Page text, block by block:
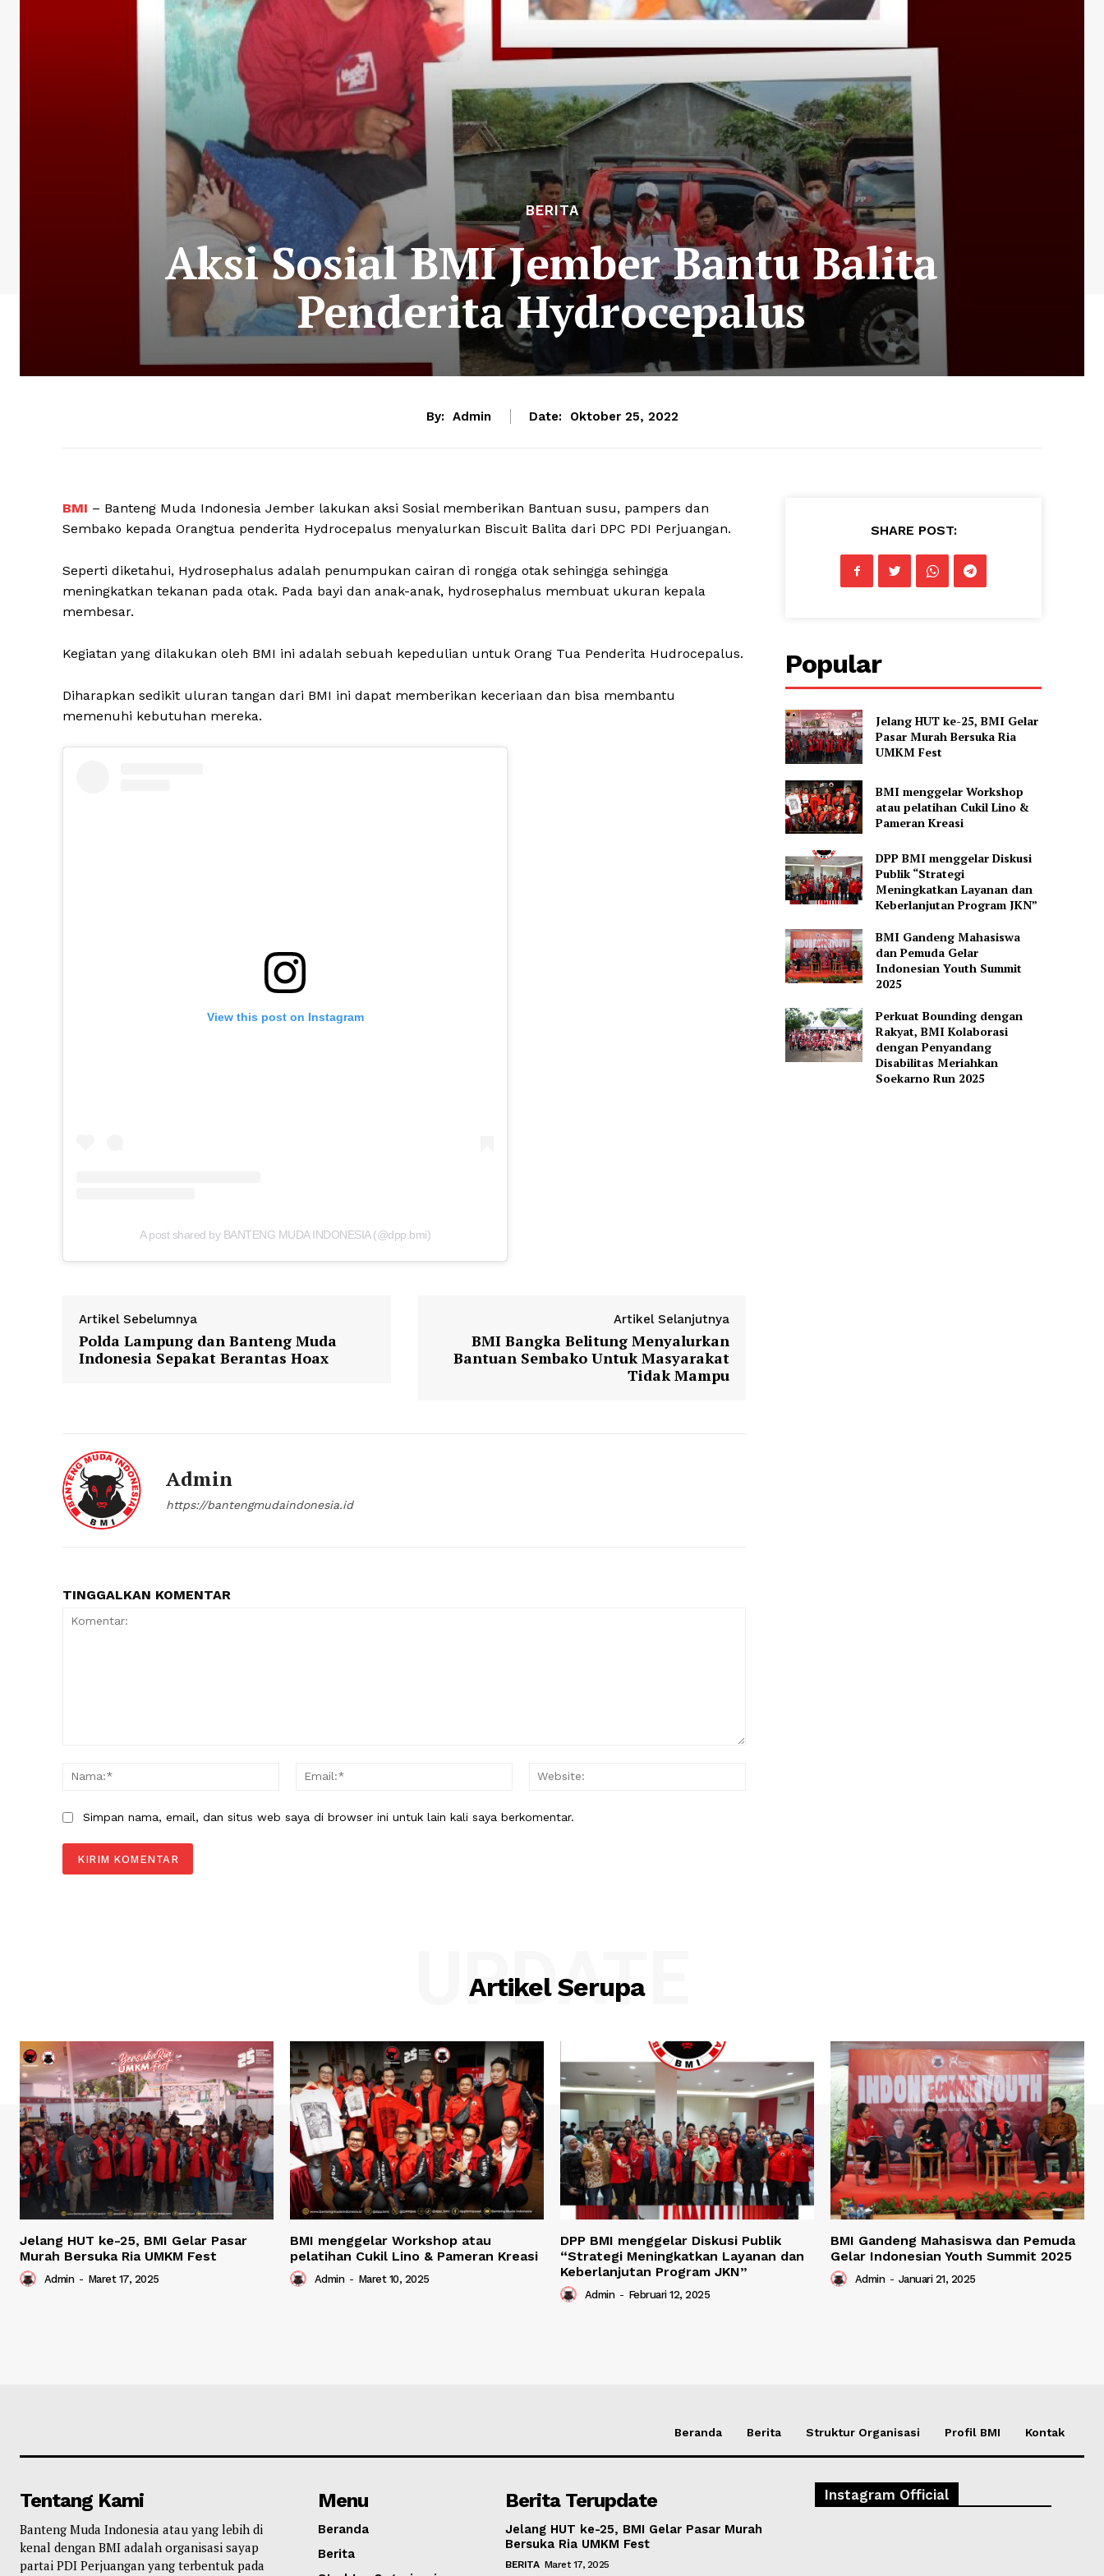
BERITA
Aksi Sosial BMI Jember Bantu Balita
Penderita Hydrocepalus
By: Admin Date: Oktober 25, 2022
BMI – Banteng Muda Indonesia Jember lakukan aksi Sosial memberikan Bantuan susu, pampers dan
Sembako kepada Orangtua penderita Hydrocepalus menyalurkan Biscuit Balita dari DPC PDI Perjuangan.
Seperti diketahui, Hydrosephalus adalah penumpukan cairan di rongga otak sehingga sehingga
meningkatkan tekanan pada otak. Pada bayi dan anak-anak, hydrosephalus membuat ukuran kepala
membesar.
Kegiatan yang dilakukan oleh BMI ini adalah sebuah kepedulian untuk Orang Tua Penderita Hudrocepalus.
Diharapkan sedikit uluran tangan dari BMI ini dapat memberikan keceriaan dan bisa membantu
memenuhi kebutuhan mereka.
View this post on Instagram
A post shared by BANTENG MUDA INDONESIA (@dpp.bmi)
Artikel Sebelumnya
Polda Lampung dan Banteng Muda
Indonesia Sepakat Berantas Hoax
Artikel Selanjutnya
BMI Bangka Belitung Menyalurkan
Bantuan Sembako Untuk Masyarakat
Tidak Mampu
Admin
https://bantengmudaindonesia.id
TINGGALKAN KOMENTAR
Nama:*
Email:*
Simpan nama, email, dan situs web saya di browser ini untuk lain kali saya berkomentar.
SHARE POST:
Popular
Jelang HUT ke-25, BMI Gelar
Pasar Murah Bersuka Ria
UMKM Fest
BMI menggelar Workshop
atau pelatihan Cukil Lino &
Pameran Kreasi
DPP BMI menggelar Diskusi
Publik “Strategi
Meningkatkan Layanan dan
Keberlanjutan Program JKN”
BMI Gandeng Mahasiswa
dan Pemuda Gelar
Indonesian Youth Summit
2025
Perkuat Bounding dengan
Rakyat, BMI Kolaborasi
dengan Penyandang
Disabilitas Meriahkan
Soekarno Run 2025
Artikel Serupa
UPDATE
Jelang HUT ke-25, BMI Gelar Pasar
Murah Bersuka Ria UMKM Fest
Admin - Maret 17, 2025
BMI menggelar Workshop atau
pelatihan Cukil Lino & Pameran Kreasi
Admin - Maret 10, 2025
DPP BMI menggelar Diskusi Publik
“Strategi Meningkatkan Layanan dan
Keberlanjutan Program JKN”
Admin - Februari 12, 2025
BMI Gandeng Mahasiswa dan Pemuda
Gelar Indonesian Youth Summit 2025
Admin - Januari 21, 2025
Beranda Berita Struktur Organisasi Profil BMI Kontak
Tentang Kami
Banteng Muda Indonesia atau yang lebih di
kenal dengan BMI adalah organisasi sayap
partai PDI Perjuangan yang terbentuk pada
Menu
Beranda
Berita
Berita Terupdate
Jelang HUT ke-25, BMI Gelar Pasar Murah
Bersuka Ria UMKM Fest
BERITA Maret 17, 2025
Instagram Official